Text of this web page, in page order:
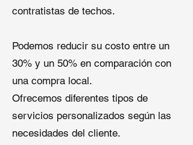
Grosor: 6-14 mil (personalizable)
kN/m
Resistencia al Agua
los estándares ASTM D1970
(personalizable)
Embalaje: Rollos con película
contratistas de techos.
Podemos reducir su costo entre un
30% y un 50% en comparación con
una compra local.
Ofrecemos diferentes tipos de
servicios personalizados según las
necesidades del cliente.